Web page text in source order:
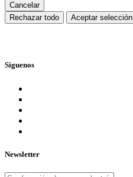
Cancelar
Rechazar todo
Aceptar selección
Síguenos
Newsletter